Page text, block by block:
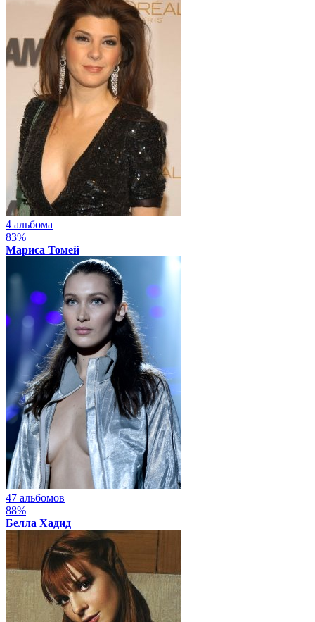
4 альбома
83%
Мариса Томей
47 альбомов
88%
Белла Хадид